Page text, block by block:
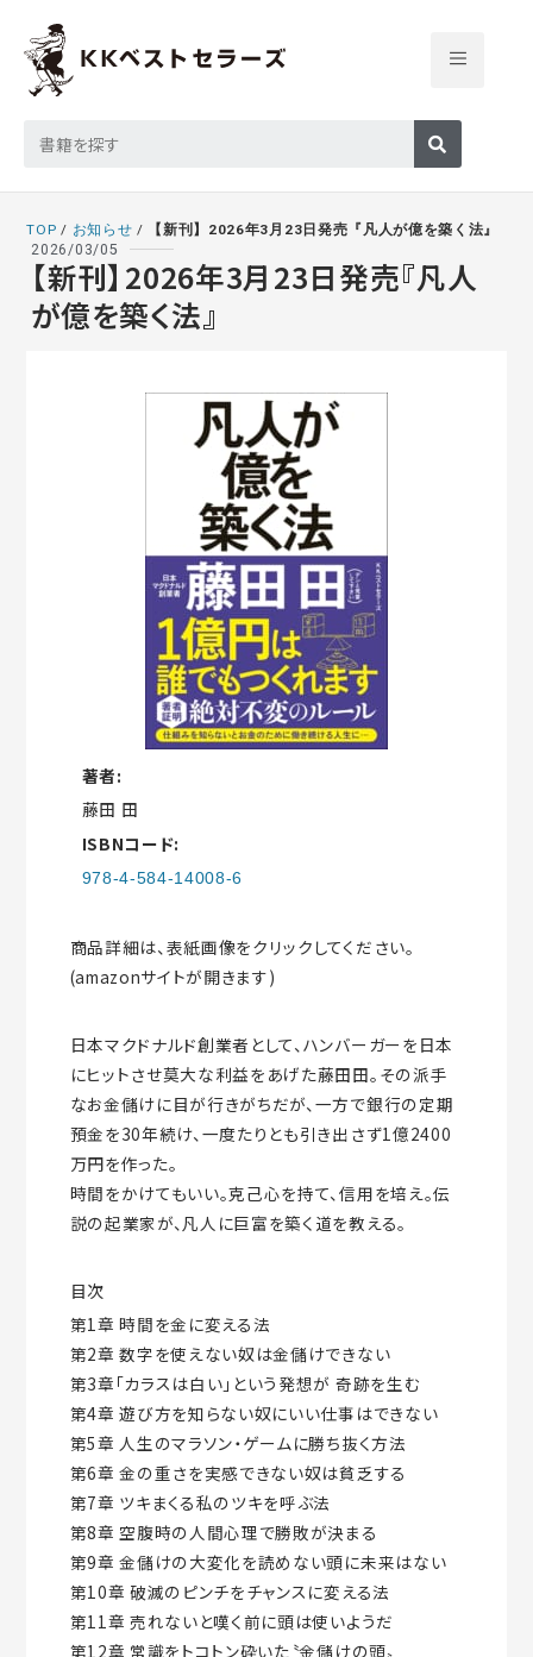
TOP / お知らせ /
【新刊】2026年3月23日発売『凡人が億を築く法』
2026/03/05
【新刊】2026年3月23日発売『凡人
が億を築く法』
著者:
藤田 田
ISBNコード:
978-4-584-14008-6
商品詳細は、表紙画像をクリックしてください。
(amazonサイトが開きます)
日本マクドナルド創業者として、ハンバーガーを日本
にヒットさせ莫大な利益をあげた藤田田。その派手
なお金儲けに目が行きがちだが、一方で銀行の定期
預金を30年続け、一度たりとも引き出さず1億2400
万円を作った。
時間をかけてもいい。克己心を持て、信用を培え。伝
説の起業家が、凡人に巨富を築く道を教える。
目次
第1章 時間を金に変える法
第2章 数字を使えない奴は金儲けできない
第3章「カラスは白い」という発想が 奇跡を生む
第4章 遊び方を知らない奴にいい仕事はできない
第5章 人生のマラソン・ゲームに勝ち抜く方法
第6章 金の重さを実感できない奴は貧乏する
第7章 ツキまくる私のツキを呼ぶ法
第8章 空腹時の人間心理で勝敗が決まる
第9章 金儲けの大変化を読めない頭に未来はない
第10章 破滅のピンチをチャンスに変える法
第11章 売れないと嘆く前に頭は使いようだ
第12章 常識をトコトン砕いた〝金儲けの頭〟